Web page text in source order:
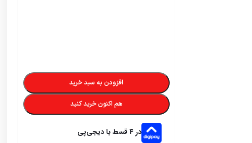
افزودن به سبد خرید
هم اکنون خرید کنید
در ۴ قسط با دیجی‌پی